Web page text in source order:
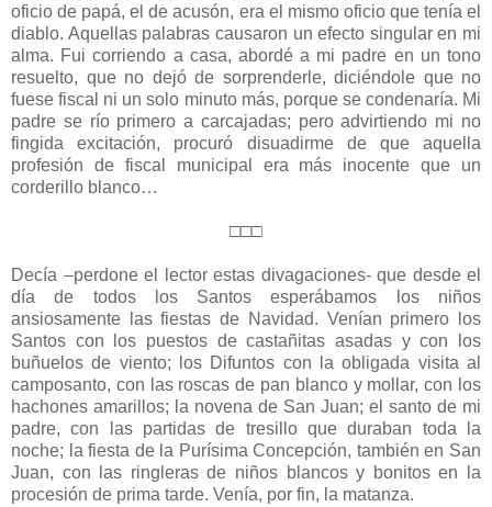
oficio de papá, el de acusón, era el mismo oficio que tenía el
diablo. Aquellas palabras causaron un efecto singular en mi
alma. Fui corriendo a casa, abordé a mi padre en un tono
resuelto, que no dejó de sorprenderle, diciéndole que no
fuese fiscal ni un solo minuto más, porque se condenaría. Mi
padre se río primero a carcajadas; pero advirtiendo mi no
fingida excitación, procuró disuadirme de que aquella
profesión de fiscal municipal era más inocente que un
corderillo blanco…
□□□
Decía –perdone el lector estas divagaciones- que desde el
día de todos los Santos esperábamos los niños
ansiosamente las fiestas de Navidad. Venían primero los
Santos con los puestos de castañitas asadas y con los
buñuelos de viento; los Difuntos con la obligada visita al
camposanto, con las roscas de pan blanco y mollar, con los
hachones amarillos; la novena de San Juan; el santo de mi
padre, con las partidas de tresillo que duraban toda la
noche; la fiesta de la Purísima Concepción, también en San
Juan, con las ringleras de niños blancos y bonitos en la
procesión de prima tarde. Venía, por fin, la matanza.